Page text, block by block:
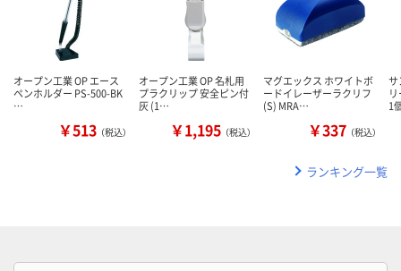
オープン工業 OP エース
ペンホルダー PS-500-BK
…
￥513 （税込）
オープン工業 OP 名札用
プラクリップ 安全ピン付
灰 (1…
￥1,195 （税込）
マグエックス ホワイトボ
ードイレーザーラクリフ
(S) MRA…
￥337 （税込）
サ
1
ランキング一覧